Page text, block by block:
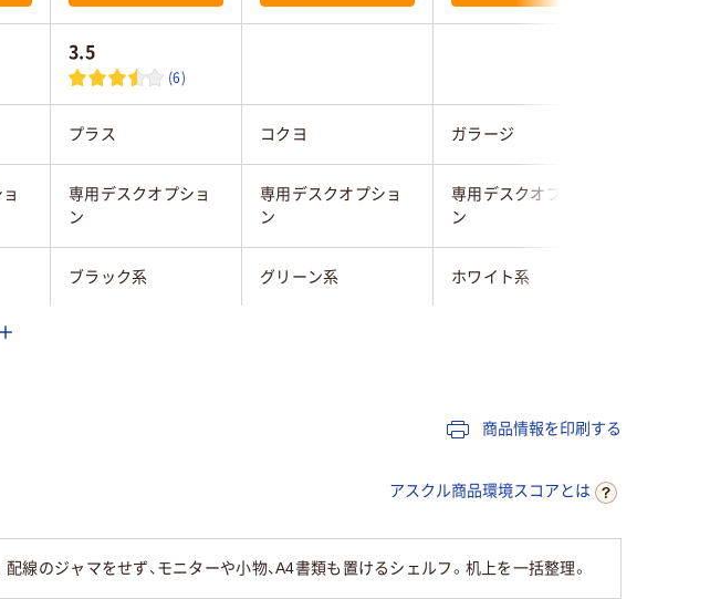
3.5
(6)
プラス コクヨ ガラージ
専用デスクオプショ
ン
専用デスクオプショ
ン
専用デスクオプショ
ン
ブラック系 グリーン系 ホワイト系
商品情報を印刷する
アスクル商品環境スコアとは
のジャマをせず、モニターや小物、A4書類も置けるシェルフ。机上を一括整理。